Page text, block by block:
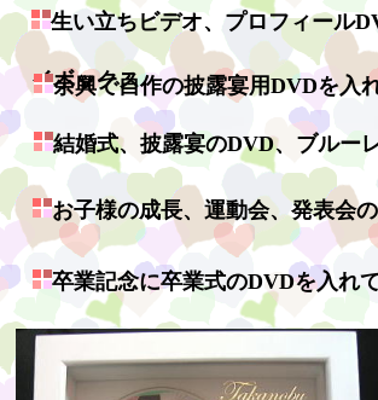
余興で自作の披露宴用DVDを入
お子様の成長、運動会、発表会
卒業記念に卒業式のDVDを入れ
生い立ちビデオ、プロフィール
結婚式、披露宴の
イボックス
結婚式、披露宴のDVD、ブルー